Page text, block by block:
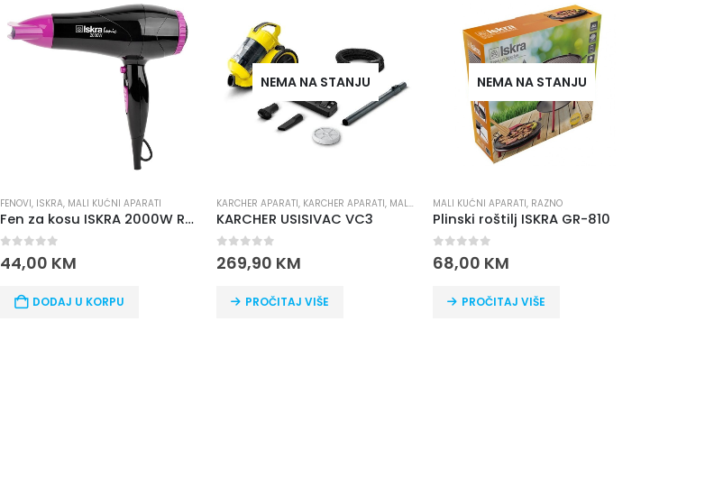
NEMA NA STANJU
KARCHER APARATI,KARCHER APARATI ,USISIVAČI,USISIVAČI
KARCHER USISIVAC VC3
out of 5
269,90KM
PROČITAJ VIŠE
NEMA NA STANJU
MALI KUĆNI APARATI,RAZNO
Plinski roštilj ISKRA GR-810
0 out of 5
68,00KM
PROČITAJ VIŠE
MALI KUĆNI APARATI
0out of 5
100,00KM
DODAJ U KORPU